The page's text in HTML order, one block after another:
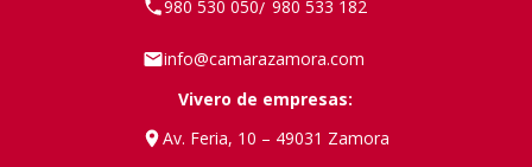
980 530 050/ 980 533 182
info@camarazamora.com
Vivero de empresas:
Av. Feria, 10 – 49031 Zamora